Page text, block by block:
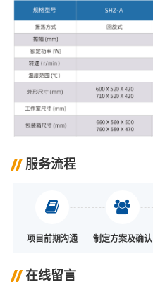
服务流程
项目前期沟通 制定方案及确认
在线留言